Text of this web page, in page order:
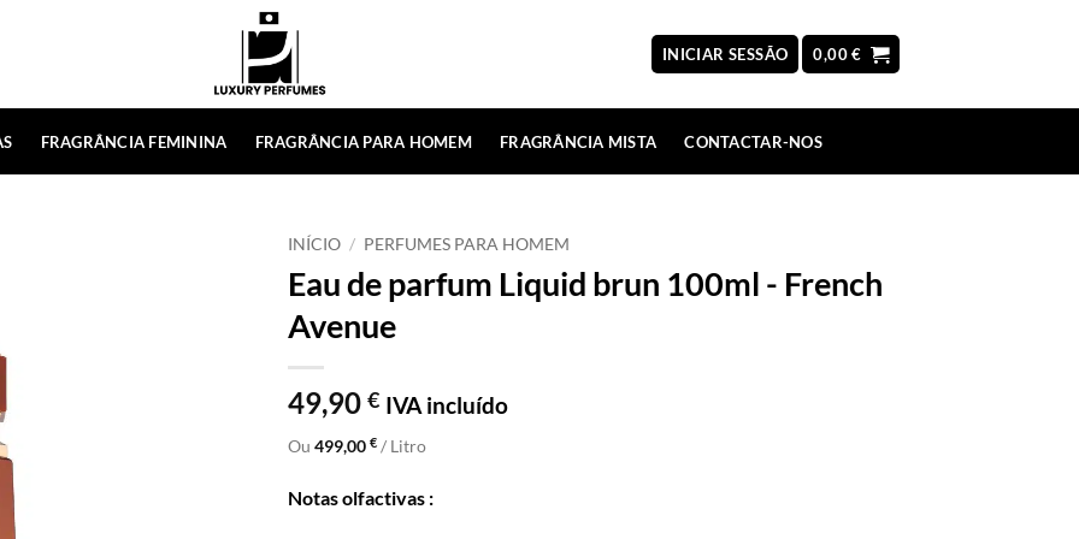
INICIAR SESSÃO 0,00€
FRAGRÂNCIA FEMININA FRAGRÂNCIA PARA HOMEM FRAGRÂNCIA MISTA CONTACTAR-NOS
INÍCIO / PERFUMES PARA HOMEM
Eau de parfum Liquid brun 100ml - French
Avenue
49,90 € IVA incluído
Ou 499,00 € / Litro
Notas olfactivas :